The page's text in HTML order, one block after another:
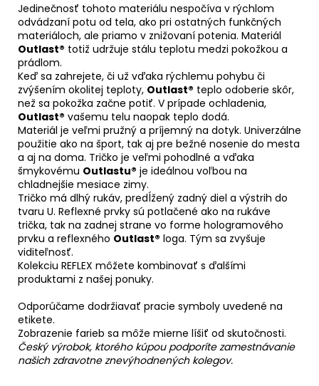
Jedinečnosť tohoto materiálu nespočíva v rýchlom
odvádzaní potu od tela, ako pri ostatných funkčných
materiáloch, ale priamo v znižovaní potenia. Materiál
Outlast® totiž udržuje stálu teplotu medzi pokožkou a
prádlom.
Keď sa zahrejete, či už vďaka rýchlemu pohybu či
zvýšením okolitej teploty, Outlast® teplo odoberie skôr,
než sa pokožka začne potiť. V prípade ochladenia,
Outlast® vašemu telu naopak teplo dodá.
Materiál je veľmi pružný a príjemný na dotyk. Univerzálne
použitie ako na šport, tak aj pre bežné nosenie do mesta
a aj na doma. Tričko je veľmi pohodlné a vďaka
šmykovému Outlastu® je ideálnou voľbou na
chladnejšie mesiace zimy.
Tričko má dlhý rukáv, predĺžený zadný diel a výstrih do
tvaru U. Reflexné prvky sú potlačené ako na rukáve
trička, tak na zadnej strane vo forme hologramového
prvku a reflexného Outlast® loga. Tým sa zvyšuje
viditeľnosť.
Kolekciu REFLEX môžete kombinovať s ďalšími
produktami z našej ponuky.
Odporúčame dodržiavať pracie symboly uvedené na
etikete.
Zobrazenie farieb sa môže mierne líšiť od skutočnosti.
Český výrobok, ktorého kúpou podporíte zamestnávanie
našich zdravotne znevýhodnených kolegov.